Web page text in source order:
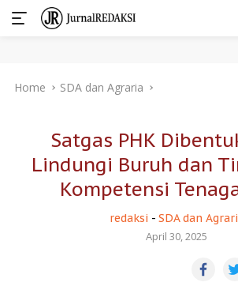
Home SDA dan Agraria
Satgas PHK
Lindungi Buruh dan
Kompetensi
redaksi - SDA dan
April 30, 2025